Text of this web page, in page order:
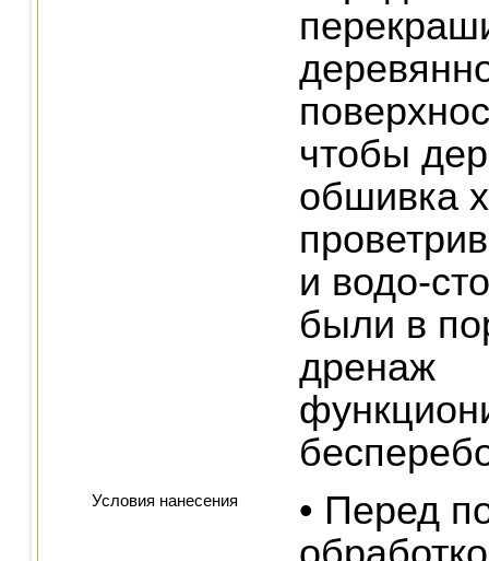
чтобы
обшивка
и водо-
были в
дренаж
Условия нанесения
• Перед